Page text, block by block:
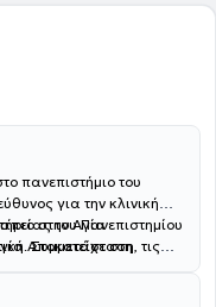
πανεπιστήμιο του
του Πανεπιστημίου
Συμμετείχε στη
που πραγματοποιήθηκε
στην Αγία
Αποκατάσταση, τις
θεραπείες.